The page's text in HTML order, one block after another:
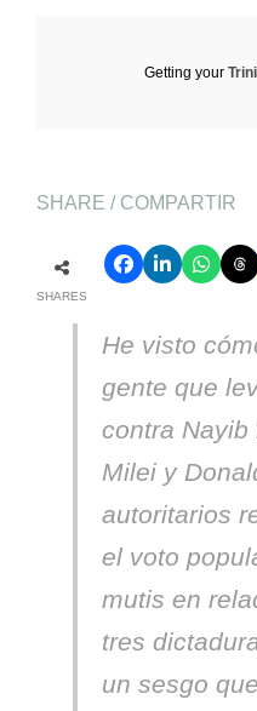
Getting your
SHARE / COMPARTIR
SHARES
He visto có
gente que
contra Nayib
Milei y
autoritarios
el voto
mutis en
tres
un sesgo